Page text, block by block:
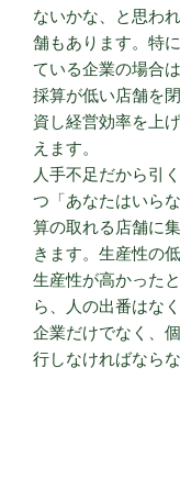
ないかな、と思わ
舗もあります。特
ている企業の場合
採算が低い店舗を
資し経営効率を上
えます。
人手不足だから引
つ「あなたはいら
算の取れる店舗に
きます。生産性の
生産性が高かった
ら、人の出番はな
企業だけでなく、
行しなければなら